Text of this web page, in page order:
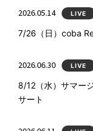
2026.05.14 LIVE
7/26（日）coba
2026.06.30 LIVE
8/12（水）サマー
サート